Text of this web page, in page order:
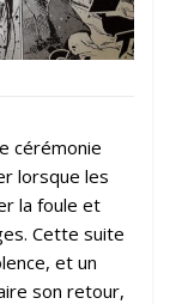
cérémonie
lorsque les
la foule et
Cette suite
et un
son retour,